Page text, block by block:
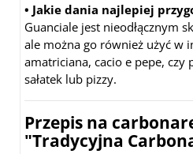
• Jakie dania najlepiej
Guanciale jest nieodłącznym
ale można go również użyć w
amatriciana, cacio e pepe, czy
sałatek lub pizzy.
Przepis na
"Tradycyjna